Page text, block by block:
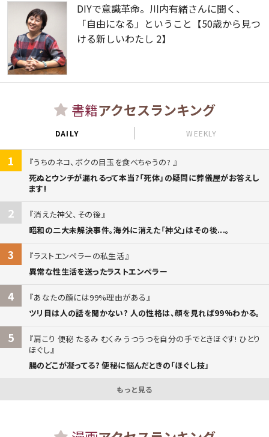
DIYで意識革命。川内有緒さんに聞く、
「自由になる」ということ【50歳から見つ
ける新しいわたし 2】
書籍アクセスランキング
DAILY WEEKLY
1
うちのネコ、ボクの目玉を食べちゃうの?
死ぬとウンチが漏れるって本当?「死体」の疑問に葬儀屋がお答えし
ます!
2
消えた神父、その後
昭和の二大未解決事件。海外に消えた「神父」はその後...。
3
ラストエンペラーの私生活
異常な性生活を送ったラストエンペラー
4
あなたの顔には99%理由がある
ツリ目は人の話を聞かない? 人の性格は、顔を見れば99%わかる。
5
肩こり 便秘 たるみ むくみ うつうつを自分の手でときほぐす! ひとり
ほぐし
腸のどこが凝ってる? 便秘に悩んだときの「ほぐし技」
もっと見る